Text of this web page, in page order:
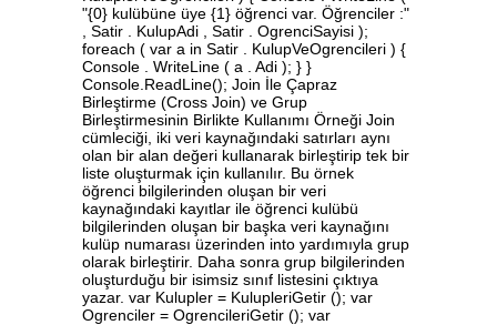
"{0} kulübüne üye {1} öğrenci var. Öğrenciler :"
, Satir . KulupAdi , Satir . OgrenciSayisi );
foreach ( var a in Satir . KulupVeOgrencileri ) {
Console . WriteLine ( a . Adi ); } }
Console.ReadLine(); Join İle Çapraz
Birleştirme (Cross Join) ve Grup
Birleştirmesinin Birlikte Kullanımı Örneği Join
cümleciği, iki veri kaynağındaki satırları aynı
olan bir alan değeri kullanarak birleştirip tek bir
liste oluşturmak için kullanılır. Bu örnek
öğrenci bilgilerinden oluşan bir veri
kaynağındaki kayıtlar ile öğrenci kulübü
bilgilerinden oluşan bir başka veri kaynağını
kulüp numarası üzerinden into yardımıyla grup
olarak birleştirir. Daha sonra grup bilgilerinden
oluşturduğu bir isimsiz sınıf listesini çıktıya
yazar. var Kulupler = KulupleriGetir (); var
Ogrenciler = OgrencileriGetir (); var